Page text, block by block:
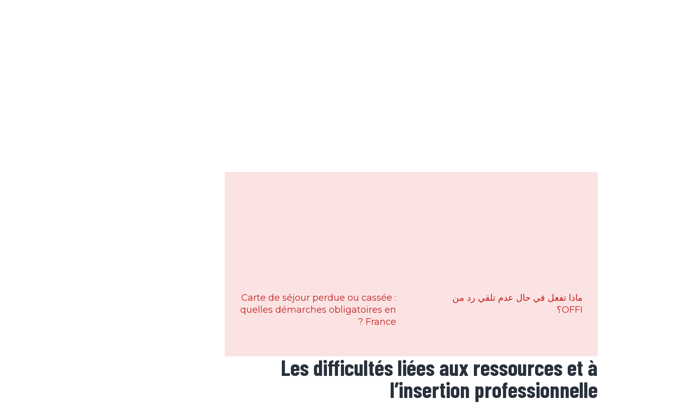
ماذا تفعل في حال عدم تلقي رد من
OFFI؟
Carte de séjour perdue ou cassée :
quelles démarches obligatoires en
France ?
Les difficultés liées aux ressources et à
l’insertion professionnelle